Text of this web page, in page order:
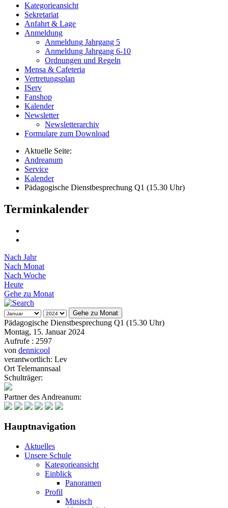
Kategorieansicht
Sekretariat
Anfahrt & Lage
Anmeldung
Anmeldung Jahrgang 5
Anmeldung Jahrgang 6-10
Ordnungen und Regeln
Mensa & Cafeteria
Vertretungsplan
IServ
Fanshop
Kalender
Newsletter
Newsletterarchiv
Formulare zum Download
Aktuelle Seite:
Andreanum
Service
Kalender
Pädagogische Dienstbesprechung Q1 (15.30 Uhr)
Terminkalender
Nach Jahr
Nach Monat
Nach Woche
Heute
Gehe zu Monat
Gehe zu Monat
Pädagogische Dienstbesprechung Q1 (15.30 Uhr)
Montag, 15. Januar 2024
Aufrufe : 2597
von dennicool
verantwortlich: Lev
Ort Telemannsaal
Schulträger:
Partner des Andreanum:
Hauptnavigation
Aktuelles
Unsere Schule
Kategorieansicht
Einblick
Panoramen
Profil
Musisch